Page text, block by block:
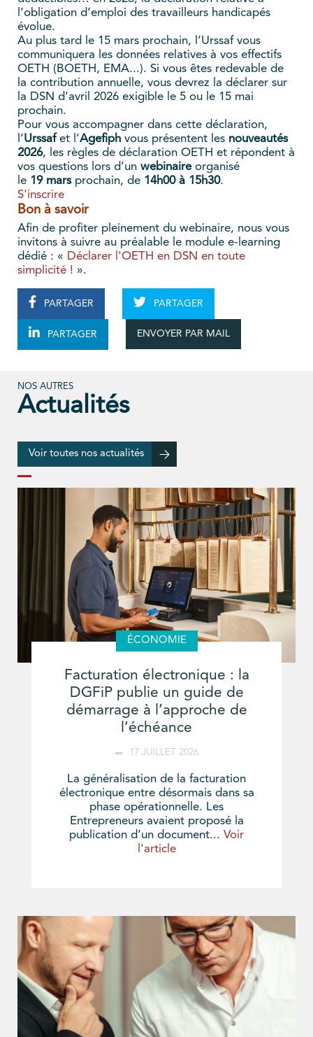
l’obligation d’emploi des travailleurs handicapés
évolue.
Au plus tard le 15 mars prochain, l’Urssaf vous
communiquera les données relatives à vos effectifs
OETH (BOETH, EMA...). Si vous êtes redevable de
la contribution annuelle, vous devrez la déclarer sur
la DSN d’avril 2026 exigible le 5 ou le 15 mai
prochain.
Pour vous accompagner dans cette déclaration,
l’Urssafet l’Agefiph vous présentent les nouveautés
2026, les règles de déclaration OETH et répondent à
vos questions lors d’un webinaireorganisé
le 19 marsprochain, de 14h00 à 15h30.
S'inscrire
Bon à savoir
Afin de profiter pleinement du webinaire, nous vous
invitons à suivre au préalable le module e-learning
dédié : « Déclarer l'OETH en DSN en toute
simplicité ! ».
PARTAGER PARTAGER
PARTAGER ENVOYER PAR MAIL
NOS AUTRES
Actualités
Voir toutes nos actualités
ÉCONOMIE
Facturation électronique : la
DGFiP publie un guide de
démarrage à l’approche de
l’échéance
17 JUILLET 2026
La généralisation de la facturation
électronique entre désormais dans sa
phase opérationnelle. Les
Entrepreneurs avaient proposé la
publication d’un document... Voir
l'article